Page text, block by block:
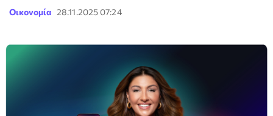
Οικονομία 28.11.2025 07:24